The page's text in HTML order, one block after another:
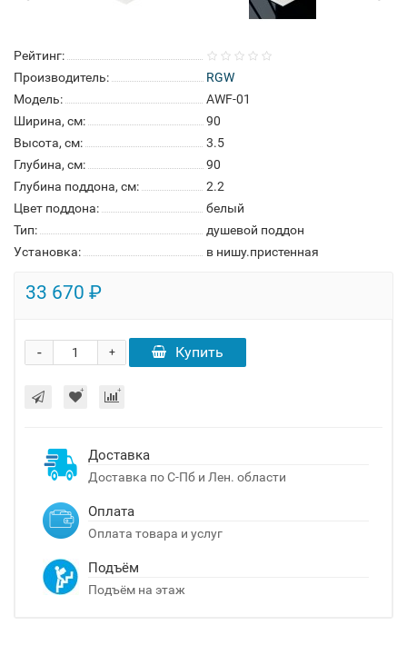
Рейтинг:
Производитель:
RGW
Модель:
AWF-01
Ширина, см:
90
Высота, см:
3.5
Глубина, см:
90
Глубина поддона, см:
2.2
Цвет поддона:
белый
Тип:
душевой поддон
Установка:
в нишу.пристенная
33 670 ₽
+
- Купить
Доставка
Доставка по С-Пб и Лен. области
Оплата
Оплата товара и услуг
Подъём
Подъём на этаж